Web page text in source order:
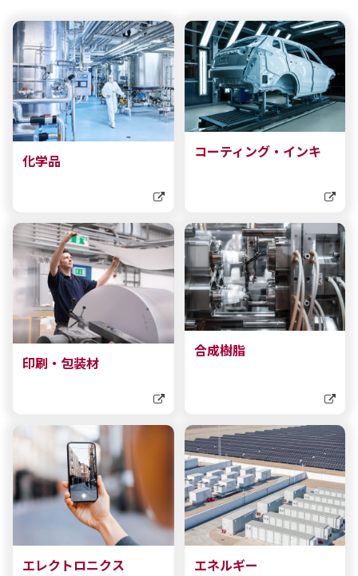
アスリート支援
外部評価とイニシアチブ
各種対照表
サステナビリティサイトについて
採用情報
新卒採用（総合・事務職）
キャリア採用
化学品 コーティング・インキ
印刷・包装材
合成樹脂
エレクトロニクス エネルギー